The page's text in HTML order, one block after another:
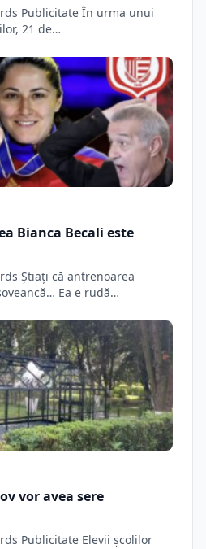
Publicitate În urma unui
21 de…
Bianca Becali este
Știați că antrenoarea
Ea e rudă…
vor avea sere
Publicitate Elevii școlilor